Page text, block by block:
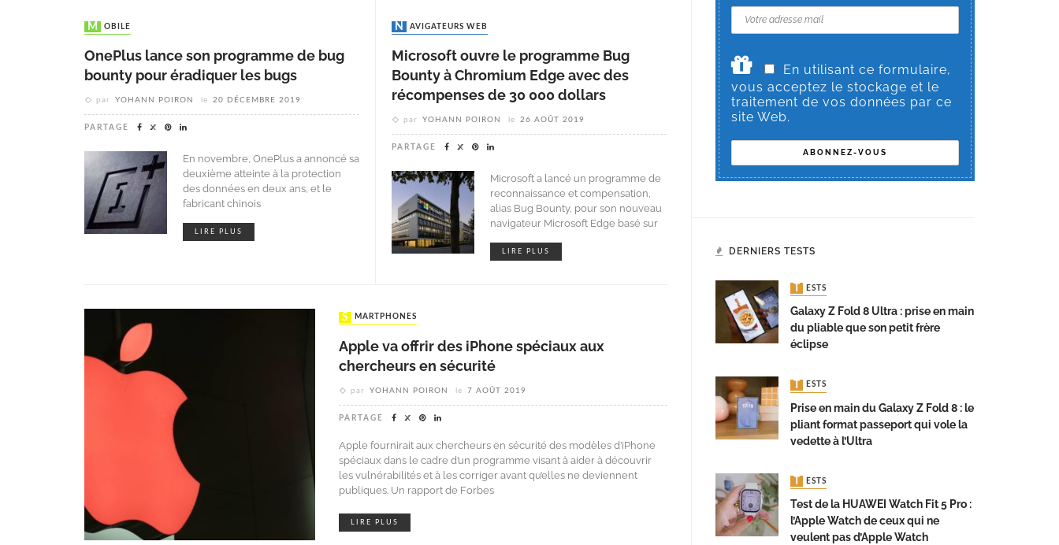
MOBILE
OnePlus lance son programme de bug
bounty pour éradiquer les bugs
par YOHANN POIRON le 20 DÉCEMBRE 2019
PARTAGE
En novembre, OnePlus a annoncé sa
deuxième atteinte à la protection
des données en deux ans, et le
fabricant chinois
LIRE PLUS
NAVIGATEURS WEB
Microsoft ouvre le programme Bug
Bounty à Chromium Edge avec des
récompenses de 30 000 dollars
par YOHANN POIRON le 26 AOÛT 2019
PARTAGE
Microsoft a lancé un programme de
reconnaissance et compensation,
alias Bug Bounty, pour son nouveau
navigateur Microsoft Edge basé sur
LIRE PLUS
SMARTPHONES
Apple va offrir des iPhone spéciaux aux
chercheurs en sécurité
par YOHANN POIRON le 7 AOÛT 2019
PARTAGE
Apple fournirait aux chercheurs en sécurité des modèles d’iPhone
spéciaux dans le cadre d’un programme visant à aider à découvrir
les vulnérabilités et à les corriger avant qu’elles ne deviennent
publiques. Un rapport de Forbes
LIRE PLUS
En utilisant ce formulaire,
vous acceptez le stockage et le
traitement de vos données par ce
site Web.
DERNIERS TESTS
TESTS
Galaxy Z Fold 8 Ultra : prise en main
du pliable que son petit frère
éclipse
TESTS
Prise en main du Galaxy Z Fold 8 : le
pliant format passeport qui vole la
vedette à l’Ultra
TESTS
Test de la HUAWEI Watch Fit 5 Pro :
l’Apple Watch de ceux qui ne
veulent pas d’Apple Watch